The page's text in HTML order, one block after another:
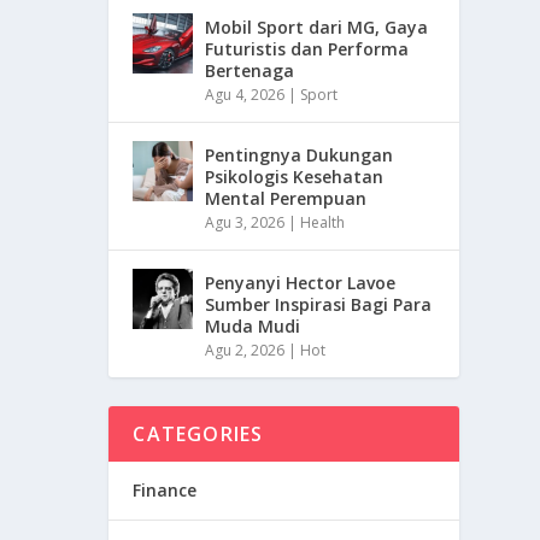
Mobil Sport dari MG, Gaya
Futuristis dan Performa
Bertenaga
Agu 4, 2026 | Sport
Pentingnya Dukungan
Psikologis Kesehatan
Mental Perempuan
Agu 3, 2026 | Health
Penyanyi Hector Lavoe
Sumber Inspirasi Bagi Para
Muda Mudi
Agu 2, 2026 | Hot
CATEGORIES
Finance